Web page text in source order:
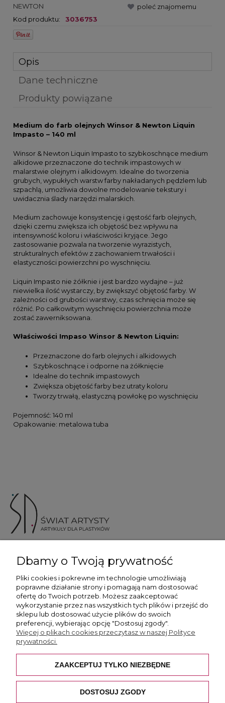
NEWTON
Kod produktu:
3036753
poleć znajomemu
Opis
Dane techniczne
Produkty powiązane
Medium do farb olejnych Winsor & Newton Liquin
Impasto – 140 ml
Winsor & Newton Liquin Impasto to szybkoschnące medium
alkidowe przeznaczone do technik impastowych w
malarstwie olejnym i alkidowym. Idealne do tworzenia
grubych, wypukłych warstw farby nakładanych pędzlem lub
szpachlą, umożliwia dowolne modelowanie tekstury i
uwidacznia ślady narzędzi malarskich.
Medium zachowuje konsystencję i gęstość farb olejnych,
dzięki czemu zwiększa ich objętość bez wpływu na
intensywność koloru i właściwości kryjące. Jego
zastosowanie pozwala na tworzenie wyrazistych,
strukturalnych efektów z zachowaniem trwałości i
elastyczności powierzchni po wyschnięciu.
Liquin Impasto nie żółknie i jest bardzo wydajne – już
niewielka ilość wystarczy, by zwiększyć objętość farby. W
zależności od grubości warstwy, czas schnięcia może się
różnić. Po całkowitym wyschnięciu powierzchnia może
zostać zawerniksowana.
Właściwości Impaso Winsor & Newton Liquin:
Przeznaczone do farb olejnych i alkidowych
Szybkoschnące i odporne na żółknięcie
Idealne do technik impastowych
Zwiększa objętość farby bez utraty koloru
Tworzy trwałą, elastyczną powłokę po wyschnięciu
Pojemność: 140 ml
Opakowanie: metalowa tuba
Więcej informacji
Płatność i dostawa
Pomoc
O nas
Dbamy o Twoją prywatność
Pliki cookies i pokrewne im technologie umożliwiają
poprawne działanie strony i pomagają nam dostosować
ofertę do Twoich potrzeb. Możesz zaakceptować
wykorzystanie przez nas wszystkich tych plików i przejść do
sklepu lub dostosować użycie plików do swoich
preferencji, wybierając opcję "Dostosuj zgody".
Więcej o plikach cookies przeczytasz w naszej Polityce
prywatności.
ZAAKCEPTUJ TYLKO NIEZBĘDNE
DOSTOSUJ ZGODY